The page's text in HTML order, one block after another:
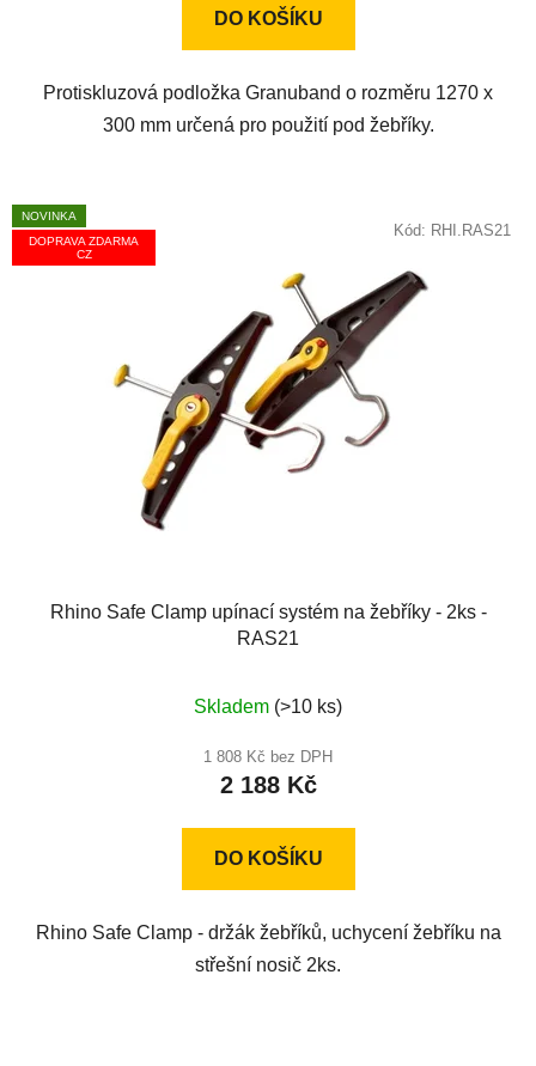
DO KOŠÍKU
Protiskluzová podložka Granuband o rozměru 1270 x
300 mm určená pro použití pod žebříky.
NOVINKA
DOPRAVA ZDARMA
CZ
Rhino Safe Clamp upínací systém na žebříky - 2ks -
RAS21
hodnocení
produktu
je
z
Skladem (>10 ks)
1 808 Kč bez DPH
2 188 Kč
DO KOŠÍKU
Rhino Safe Clamp - držák žebříků, uchycení žebříku na
střešní nosič 2ks.
Kód: RHI.RAS21